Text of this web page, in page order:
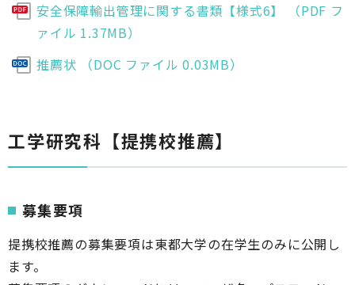
安全保障輸出管理に関する書類【様式6】 （PDF フ
ァイル 1.37MB）
推薦状 （DOC ファイル 0.03MB）
工学研究科【提携校推薦】
募集要項
提携校推薦の募集要項は東都大学の在学生のみに公開し
ます。